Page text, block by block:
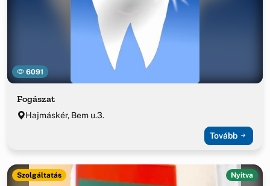
6091
Fogászat
Hajmáskér, Bem u.3.
Tovább
Szolgáltatás Nyitva